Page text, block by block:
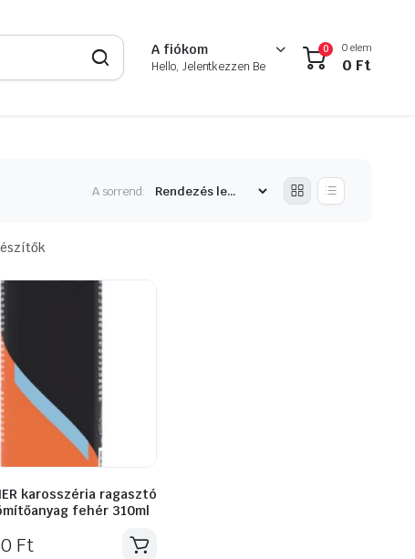
A fiókom
Hello, Jelentkezzen Be
0 0 elem
0 Ft
A sorrend:
karosszéria ragasztó
fehér 310ml
Ft